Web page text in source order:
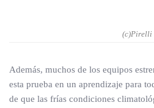
(c)Pirelli
Además, muchos de los equipos
esta prueba en un aprendizaje para
de que las frías condiciones